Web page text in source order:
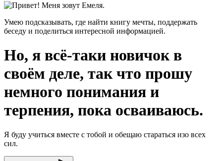
Привет! Меня зовут Емеля.
Умею подсказывать, где найти книгу мечты, поддержать
беседу и поделиться интересной информацией.
Но, я всё-таки новичок в
своём деле, так что прошу
немного понимания и
терпения, пока осваиваюсь.
Я буду учиться вместе с тобой и обещаю стараться изо всех
сил.